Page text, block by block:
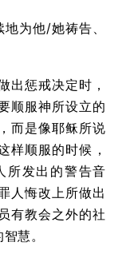
为他/她祷告、
出惩戒决定时，
顺服神所设立的
而是像耶稣所说
样顺服的时候，
所发出的警告音
人悔改上所做出
有教会之外的社
慧。